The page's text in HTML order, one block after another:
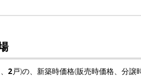
2戸)の、新築時価格(販売時価格、分譲